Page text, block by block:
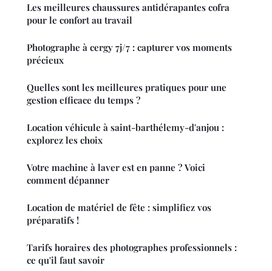
Les meilleures chaussures antidérapantes cofra
pour le confort au travail
Photographe à cergy 7j/7 : capturer vos moments
précieux
Quelles sont les meilleures pratiques pour une
gestion efficace du temps ?
Location véhicule à saint-barthélemy-d'anjou :
explorez les choix
Votre machine à laver est en panne ? Voici
comment dépanner
Location de matériel de fête : simplifiez vos
préparatifs !
Tarifs horaires des photographes professionnels :
ce qu'il faut savoir